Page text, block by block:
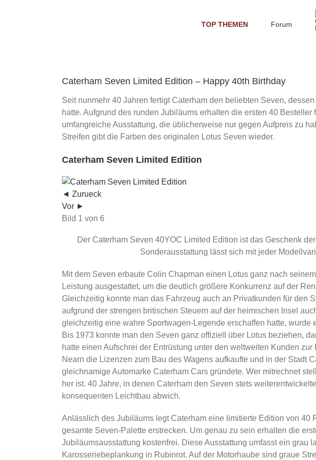
TOP THEMEN Forum
Caterham Seven Limited Edition – Happy 40th Birthday
Seit nunmehr 40 Jahren fertigt Caterham den beliebten Seven,
hatte. Aufgrund des runden Jubiläums erhalten die ersten 40 Besteller
umfangreiche Ausstattung, die üblicherweise nur gegen Aufpreis zu
Streifen gibt die Farben des originalen Lotus Seven wieder.
Caterham Seven Limited Edition
◄ Zurueck
Vor ►
Bild 1 von 6
Der Caterham Seven 40YOC Limited Edition ist das Geschenk
Sonderausstattung lässt sich mit jeder
Mit dem Seven erbaute Colin Chapman einen Lotus ganz nach
Leistung ausgestattet, um die deutlich größere Konkurrenz auf der
Gleichzeitig konnte man das Fahrzeug auch an Privatkunden für den
aufgrund der strengen britischen Steuern auf der heimischen Insel
gleichzeitig eine wahre Sportwagen-Legende erschaffen hatte, wurde
Bis 1973 konnte man den Seven ganz offiziell über Lotus beziehen,
hatte einen Aufschrei der Entrüstung unter den weltweiten Kunden
Nearn die Lizenzen zum Bau des Wagens aufkaufte und in der Stadt
gleichnamige Automarke Caterham Cars gründete. Wer mitrechnet
her ist. 40 Jahre, in denen Caterham den Seven stets
konsequenten Leichtbau abwich.
Anlässlich des Jubiläums legt Caterham eine limitierte Edition von 40
gesamte Seven-Palette erstrecken. Um genau zu sein erhalten die
Jubiläumsausstattung kostenfrei. Diese Ausstattung umfasst ein grau
Karosseriebeplankung in Rubinrot. Auf der Motorhaube sind graue